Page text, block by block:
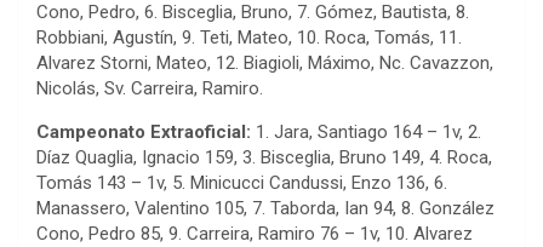
Cono, Pedro, 6. Bisceglia, Bruno, 7. Gómez, Bautista, 8.
Robbiani, Agustín, 9. Teti, Mateo, 10. Roca, Tomás, 11.
Alvarez Storni, Mateo, 12. Biagioli, Máximo, Nc. Cavazzon,
Nicolás, Sv. Carreira, Ramiro.
Campeonato Extraoficial: 1. Jara, Santiago 164 – 1v, 2.
Díaz Quaglia, Ignacio 159, 3. Bisceglia, Bruno 149, 4. Roca,
Tomás 143 – 1v, 5. Minicucci Candussi, Enzo 136, 6.
Manassero, Valentino 105, 7. Taborda, Ian 94, 8. González
Cono, Pedro 85, 9. Carreira, Ramiro 76 – 1v, 10. Alvarez